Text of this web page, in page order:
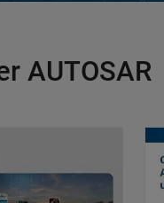
AUTOSAR
monitoraggio del
presso